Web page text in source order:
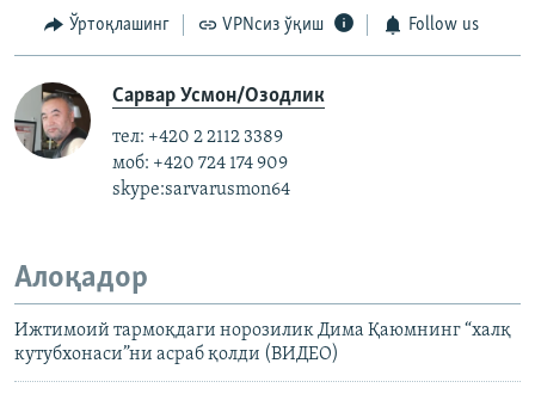
Ўртоқлашинг VPNсиз ўқиш Follow us
Сарвар Усмон/Озодлик
тел: +420 2 2112 3389
моб: +420 724 174 909
skype:sarvarusmon64
Алоқадор
Ижтимоий тармоқдаги норозилик Дима Қаюмнинг “халқ
кутубхонаси”ни асраб қолди (ВИДЕО)